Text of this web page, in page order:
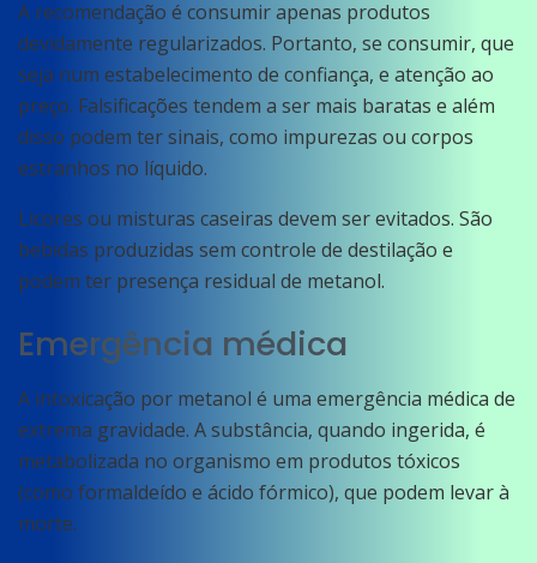
A recomendação é consumir apenas produtos
devidamente regularizados. Portanto, se consumir, que
seja num estabelecimento de confiança, e atenção ao
preço. Falsificações tendem a ser mais baratas e além
disso podem ter sinais, como impurezas ou corpos
estranhos no líquido.
Licores ou misturas caseiras devem ser evitados. São
bebidas produzidas sem controle de destilação e
podem ter presença residual de metanol.
Emergência médica
A intoxicação por metanol é uma emergência médica de
extrema gravidade. A substância, quando ingerida, é
metabolizada no organismo em produtos tóxicos
(como formaldeído e ácido fórmico), que podem levar à
morte.